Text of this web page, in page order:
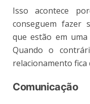
Isso acontece
conseguem fazer
que estão em
Quando o
relacionamento fica
Comunicação